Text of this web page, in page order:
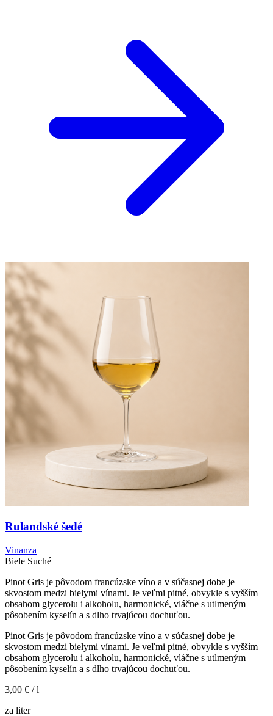
Rulandské šedé
Vinanza
Biele Suché
Pinot Gris je pôvodom francúzske víno a v súčasnej dobe je
skvostom medzi bielymi vínami. Je veľmi pitné, obvykle s vyšším
obsahom glycerolu i alkoholu, harmonické, vláčne s utlmeným
pôsobením kyselín a s dlho trvajúcou dochuťou.
Pinot Gris je pôvodom francúzske víno a v súčasnej dobe je
skvostom medzi bielymi vínami. Je veľmi pitné, obvykle s vyšším
obsahom glycerolu i alkoholu, harmonické, vláčne s utlmeným
pôsobením kyselín a s dlho trvajúcou dochuťou.
3,00 € / l
za liter